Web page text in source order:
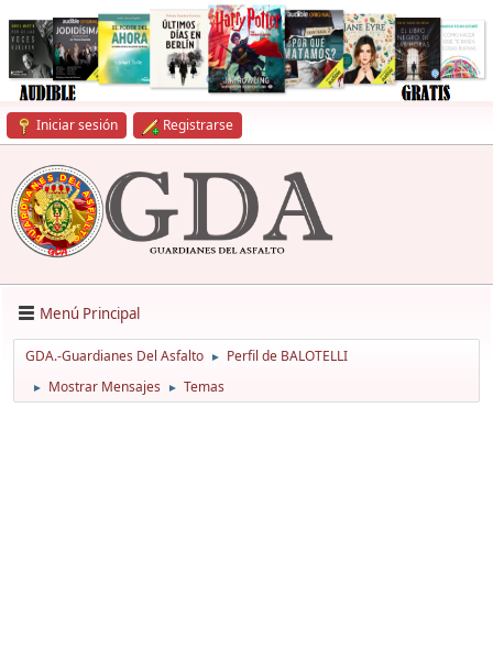
Iniciar sesión Registrarse
Menú Principal
GDA.-Guardianes Del Asfalto ► Perfil de BALOTELLI
► Mostrar Mensajes ► Temas